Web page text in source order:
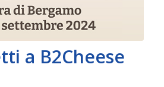
a B2Cheese